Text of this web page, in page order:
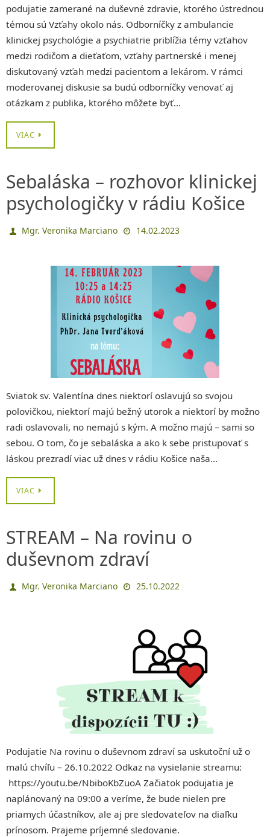
podujatie zamerané na duševné zdravie, ktorého ústrednou
témou sú Vzťahy okolo nás. Odborníčky z ambulancie
klinickej psychológie a psychiatrie priblížia témy vzťahov
medzi rodičom a dieťaťom, vzťahy partnerské i menej
diskutovaný vzťah medzi pacientom a lekárom. V rámci
moderovanej diskusie sa budú odborníčky venovať aj
otázkam z publika, ktorého môžete byť…
VIAC
Sebaláska – rozhovor klinickej
psychologičky v rádiu Košice
Mgr. Veronika Marciano 14.02.2023
Sviatok sv. Valentína dnes niektorí oslavujú so svojou
polovičkou, niektorí majú bežný utorok a niektorí by možno
radi oslavovali, no nemajú s kým. A možno majú – sami so
sebou. O tom, čo je sebaláska a ako k sebe pristupovať s
láskou prezradí viac už dnes v rádiu Košice naša…
VIAC
STREAM – Na rovinu o
duševnom zdraví
Mgr. Veronika Marciano 25.10.2022
Podujatie Na rovinu o duševnom zdraví sa uskutoční už o
malú chvíľu – 26.10.2022 Odkaz na vysielanie streamu:
https://youtu.be/NbiboKbZuoA Začiatok podujatia je
naplánovaný na 09:00 a veríme, že bude nielen pre
priamych účastníkov, ale aj pre sledovateľov na diaľku
prínosom. Prajeme príjemné sledovanie.